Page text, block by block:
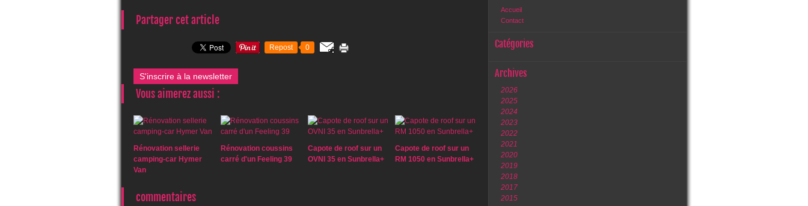
Partager cet article
Repost 0
S'inscrire à la newsletter
Vous aimerez aussi :
Rénovation sellerie
camping-car Hymer
Van
Rénovation coussins
carré d'un Feeling 39
Capote de roof sur un
OVNI 35 en Sunbrella+
Capote de roof sur un
RM 1050 en Sunbrella+
commentaires
Accueil
Contact
Catégories
Archives
2026
2025
2024
2023
2022
2021
2020
2019
2018
2017
2015